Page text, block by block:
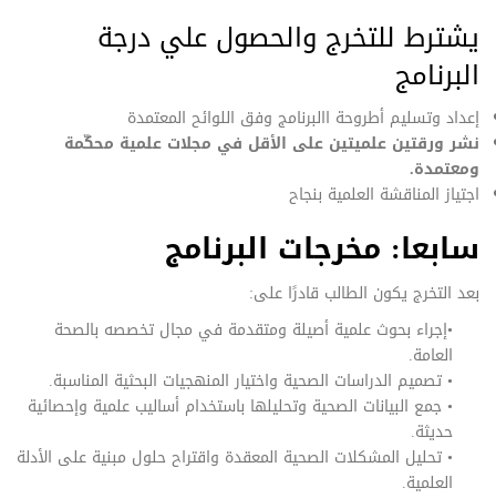
يشترط للتخرج والحصول علي درجة
البرنامج
إعداد وتسليم أطروحة االبرنامج وفق اللوائح المعتمدة
نشر ورقتين علميتين على الأقل في مجلات علمية محكّمة
ومعتمدة.
اجتياز المناقشة العلمية بنجاح
سابعا: مخرجات البرنامج
بعد التخرج يكون الطالب قادرًا على:
•إجراء بحوث علمية أصيلة ومتقدمة في مجال تخصصه بالصحة
العامة.
• تصميم الدراسات الصحية واختيار المنهجيات البحثية المناسبة.
• جمع البيانات الصحية وتحليلها باستخدام أساليب علمية وإحصائية
حديثة.
• تحليل المشكلات الصحية المعقدة واقتراح حلول مبنية على الأدلة
العلمية.